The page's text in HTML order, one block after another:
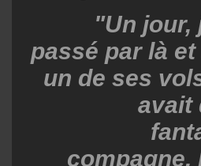
"Un jour,
passé par là
un de ses
avait
compagne.